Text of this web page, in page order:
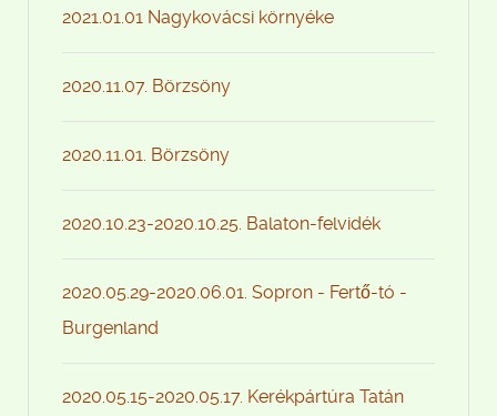
2021.01.01 Nagykovácsi környéke
2020.11.07. Börzsöny
2020.11.01. Börzsöny
2020.10.23-2020.10.25. Balaton-felvidék
2020.05.29-2020.06.01. Sopron - Fertő-tó -
Burgenland
2020.05.15-2020.05.17. Kerékpártúra Tatán